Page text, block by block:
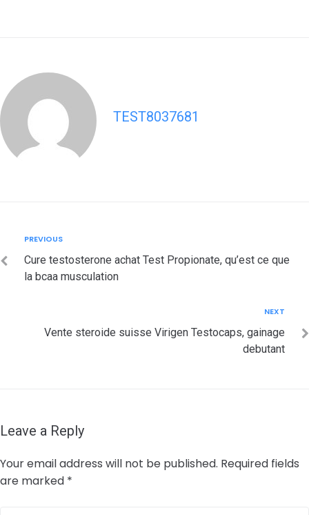
TEST8037681
navigation
Previous
PREVIOUS
Cure testosterone achat Test Propionate, qu’est ce que
la bcaa musculation
NEXT
Vente steroide suisse Virigen Testocaps, gainage
debutant
Leave a Reply
Your email address will not be published. Required fields
are marked *